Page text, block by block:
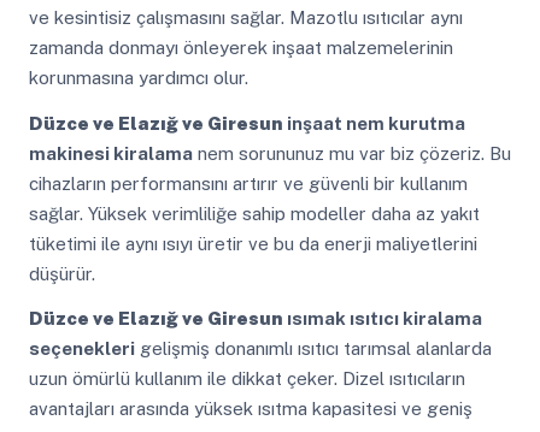
ve kesintisiz çalışmasını sağlar. Mazotlu ısıtıcılar aynı
zamanda donmayı önleyerek inşaat malzemelerinin
korunmasına yardımcı olur.
Düzce ve Elazığ ve Giresun inşaat nem kurutma
makinesi kiralamanem sorununuz mu var biz çözeriz. Bu
cihazların performansını artırır ve güvenli bir kullanım
sağlar. Yüksek verimliliğe sahip modeller daha az yakıt
tüketimi ile aynı ısıyı üretir ve bu da enerji maliyetlerini
düşürür.
Düzce ve Elazığ ve Giresun ısımak ısıtıcı kiralama
seçeneklerigelişmiş donanımlı ısıtıcı tarımsal alanlarda
uzun ömürlü kullanım ile dikkat çeker. Dizel ısıtıcıların
avantajları arasında yüksek ısıtma kapasitesi ve geniş